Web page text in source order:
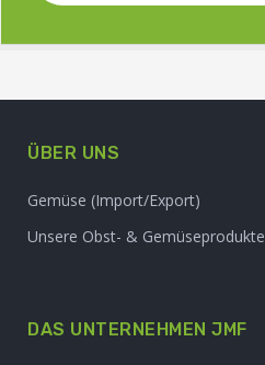
ÜBER UNS
Gemüse (Import/Export)
Unsere Obst- & Gemüseprodukte
DAS UNTERNEHMEN JMF